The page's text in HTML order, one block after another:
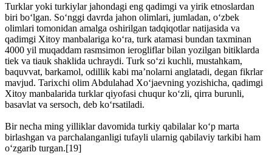
Turklar yoki turkiylar jahondagi eng qadimgi va yirik etnoslardan
biri bo‘lgan. So‘nggi davrda jahon olimlari, jumladan, o‘zbek
olimlari tomonidan amalga oshirilgan tadqiqotlar natijasida va
qadimgi Xitoy manbalariga ko‘ra, turk atamasi bundan taxminan
4000 yil muqaddam rasmsimon ierogliflar bilan yozilgan bitik­larda
tiek va tiauk shaklida uchraydi. Turk so‘zi kuchli, mustahkam,
baquvvat, barkamol, odillik kabi ma’nolarni anglatadi, degan fikrlar
mavjud. Tarixchi olim Abdulahad Xo‘jaevning yozishicha, qadimgi
Xitoy manbalarida turklar qiyofasi chuqur ko‘zli, qirra burunli,
basavlat va sersoch, deb ko‘rsatiladi.
Bir necha ming yilliklar davomida turkiy qabilalar ko‘p marta
birlashgan va parchalanganligi tufayli ularnig qabilaviy tarkibi ham
o‘zgarib turgan.[19]